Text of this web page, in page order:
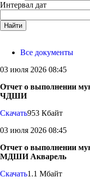
Интервал дат
Найти
Все документы
03 июля 2026 08:45
Отчет о выполнении
ЧДШИ
Скачать953 Кбайт
03 июля 2026 08:45
Отчет о выполнении
МДШИ Акварель
Скачать1.1 Мбайт